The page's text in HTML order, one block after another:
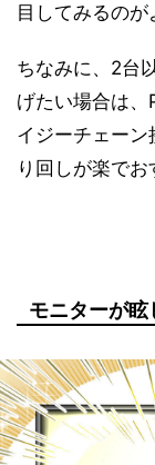
目してみるのが
ちなみに、2台
げたい場合は
イジーチェー
り回しが楽でお
モニターが